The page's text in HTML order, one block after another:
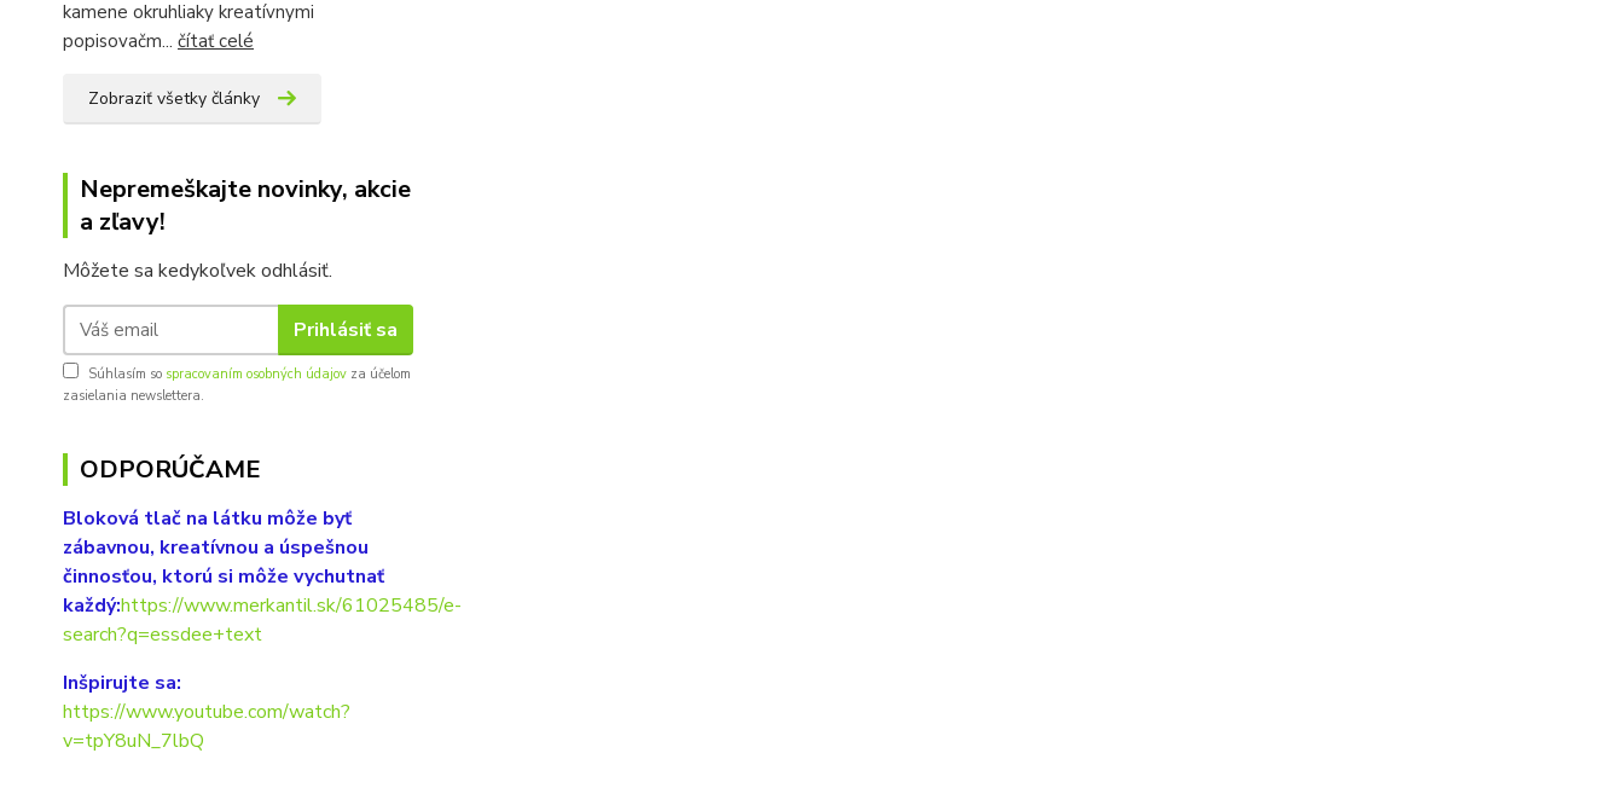
kamene okruhliaky kreatívnymi
popisovačm... čítať celé
Zobraziť všetky články
Nepremeškajte novinky, akcie
a zľavy!
Môžete sa kedykoľvek odhlásiť.
Prihlásiť sa
Súhlasím so spracovaním osobných údajov za účelom
zasielania newslettera.
ODPORÚČAME
Bloková tlač na látku môže byť
zábavnou, kreatívnou a úspešnou
činnosťou, ktorú si môže vychutnať
každý:https://www.merkantil.sk/61025485/e-
search?q=essdee+text
Inšpirujte sa:
https://www.youtube.com/watch?
v=tpY8uN_7lbQ